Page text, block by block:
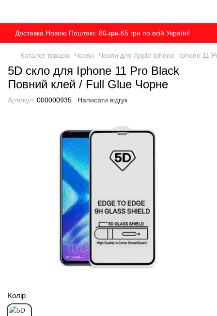
Доставка Новою Поштою: 80̶ ̶г̶р̶н̶ 65 грн по всій Україні!
Каталог товарів Чохли Чохли для Apple Iphone Iphone 11
5D скло для Iphone 11 Pro Black
Повний клей / Full Glue Чорне
Артикул: 000000935 Написати відгук
Колір